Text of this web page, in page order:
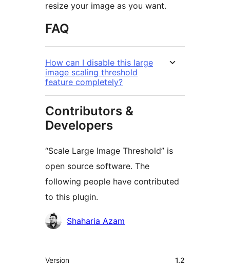
resize your image as you want.
FAQ
How can I disable this large
image scaling threshold
feature completely?
Contributors &
Developers
“Scale Large Image Threshold” is
open source software. The
following people have contributed
to this plugin.
Contributors
Shaharia Azam
Meta
Version 1.2